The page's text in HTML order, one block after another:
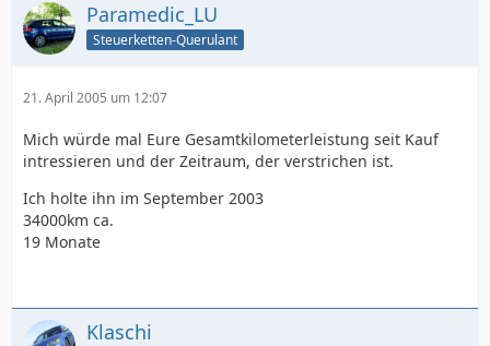
Paramedic_LU
Steuerketten-Querulant
21. April 2005 um 12:07
Mich würde mal Eure Gesamtkilometerleistung seit Kauf
intressieren und der Zeitraum, der verstrichen ist.
Ich holte ihn im September 2003
34000km ca.
19 Monate
Klaschi